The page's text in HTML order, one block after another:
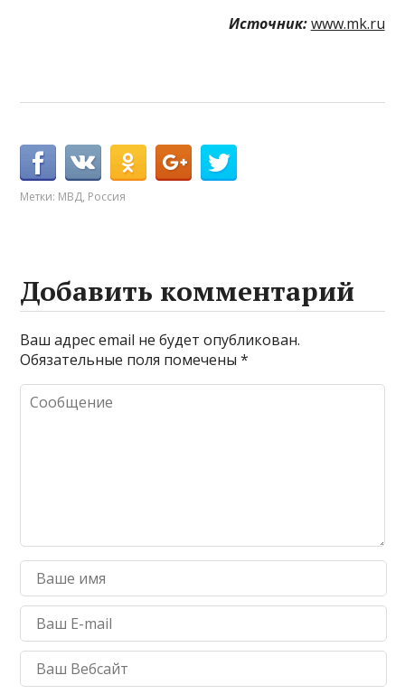
Источник: www.mk.ru
Метки: МВД, Россия
Добавить комментарий
Ваш адрес email не будет опубликован.
Обязательные поля помечены*